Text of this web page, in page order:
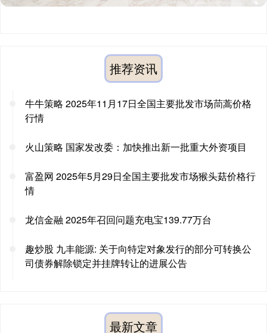
推荐资讯
牛牛策略 2025年11月17日全国主要批发市场茼蒿价格
行情
火山策略 国家发改委：加快推出新一批重大外资项目
富盈网 2025年5月29日全国主要批发市场猴头菇价格行
情
龙信金融 2025年召回问题充电宝139.77万台
趣炒股 九丰能源: 关于向特定对象发行的部分可转换公
司债券解除锁定并挂牌转让的进展公告
最新文章